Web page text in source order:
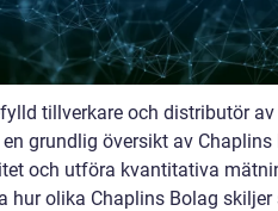
tillverkare och distributör
grundlig översikt av Chaplins
och utföra kvantitativa
hur olika Chaplins Bolag